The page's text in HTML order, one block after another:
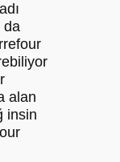
da
alan
insin